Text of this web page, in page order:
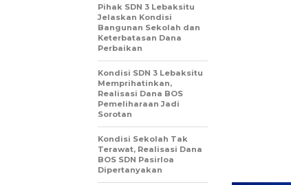
Pihak SDN 3 Lebaksitu
Jelaskan Kondisi
Bangunan Sekolah dan
Keterbatasan Dana
Perbaikan
Kondisi SDN 3 Lebaksitu
Memprihatinkan,
Realisasi Dana BOS
Pemeliharaan Jadi
Sorotan
Kondisi Sekolah Tak
Terawat, Realisasi Dana
BOS SDN Pasirloa
Dipertanyakan